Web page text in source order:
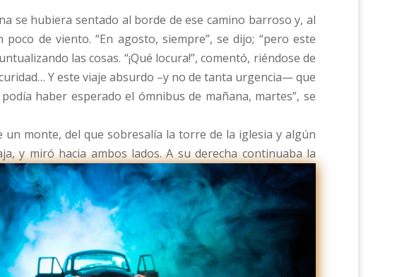
se hubiera sentado al borde de ese camino barroso y, al
de viento. “En agosto, siempre”, se dijo; “pero este
las cosas. “¡Qué locura!”, comentó, riéndose de
Y este viaje absurdo –y no de tanta urgencia— que
haber esperado el ómnibus de mañana, martes”, se
monte, del que sobresalía la torre de la iglesia y algún
y miró hacia ambos lados.A su derecha continuaba la